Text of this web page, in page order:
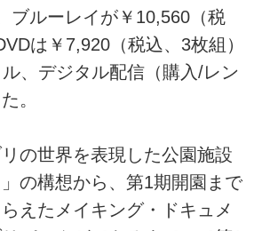
ブルーレイが￥10,560（税
は￥7,920（税込、3枚組）
、デジタル配信（購入/レン
。
の世界を表現した公園施設
」の構想から、第1期開園まで
えたメイキング・ドキュメ